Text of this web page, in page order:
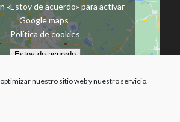
nuestro sitio web y nuestro servicio.
«Estoy de acuerdo» para activar
Google maps
Política de cookies
Estoy de acuerdo